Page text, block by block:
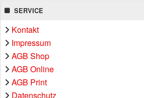
SERVICE
Kontakt
Impressum
AGB Shop
AGB Online
AGB Print
Datenschutz